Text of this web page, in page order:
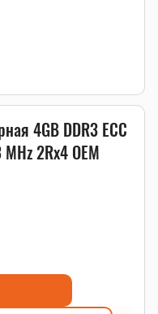
4GB DDR3 ECC
2Rx4 OEM